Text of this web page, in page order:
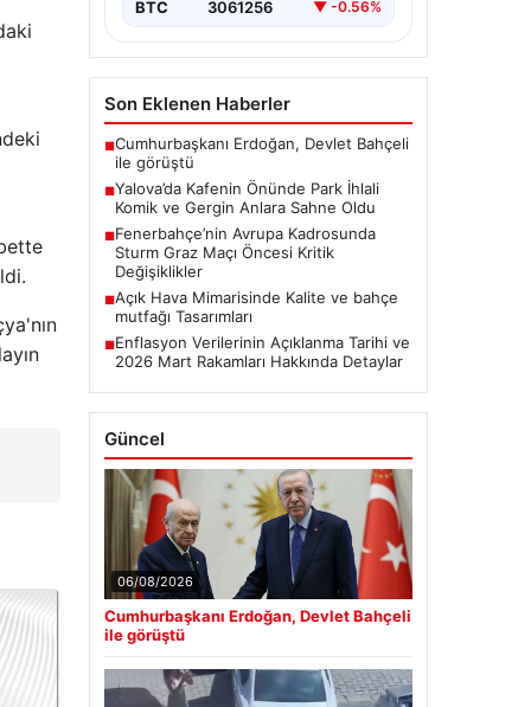
BTC 3061256 ▼ -0.56%
Son Eklenen Haberler
■Cumhurbaşkanı Erdoğan, Devlet Bahçeli
ile görüştü
■Yalova’da Kafenin Önünde Park İhlali
Komik ve Gergin Anlara Sahne Oldu
■Fenerbahçe’nin Avrupa Kadrosunda
Sturm Graz Maçı Öncesi Kritik
Değişiklikler
■Açık Hava Mimarisinde Kalite ve bahçe
mutfağı Tasarımları
■Enflasyon Verilerinin Açıklanma Tarihi ve
2026 Mart Rakamları Hakkında Detaylar
Güncel
06/08/2026
Cumhurbaşkanı Erdoğan, Devlet Bahçeli
ile görüştü